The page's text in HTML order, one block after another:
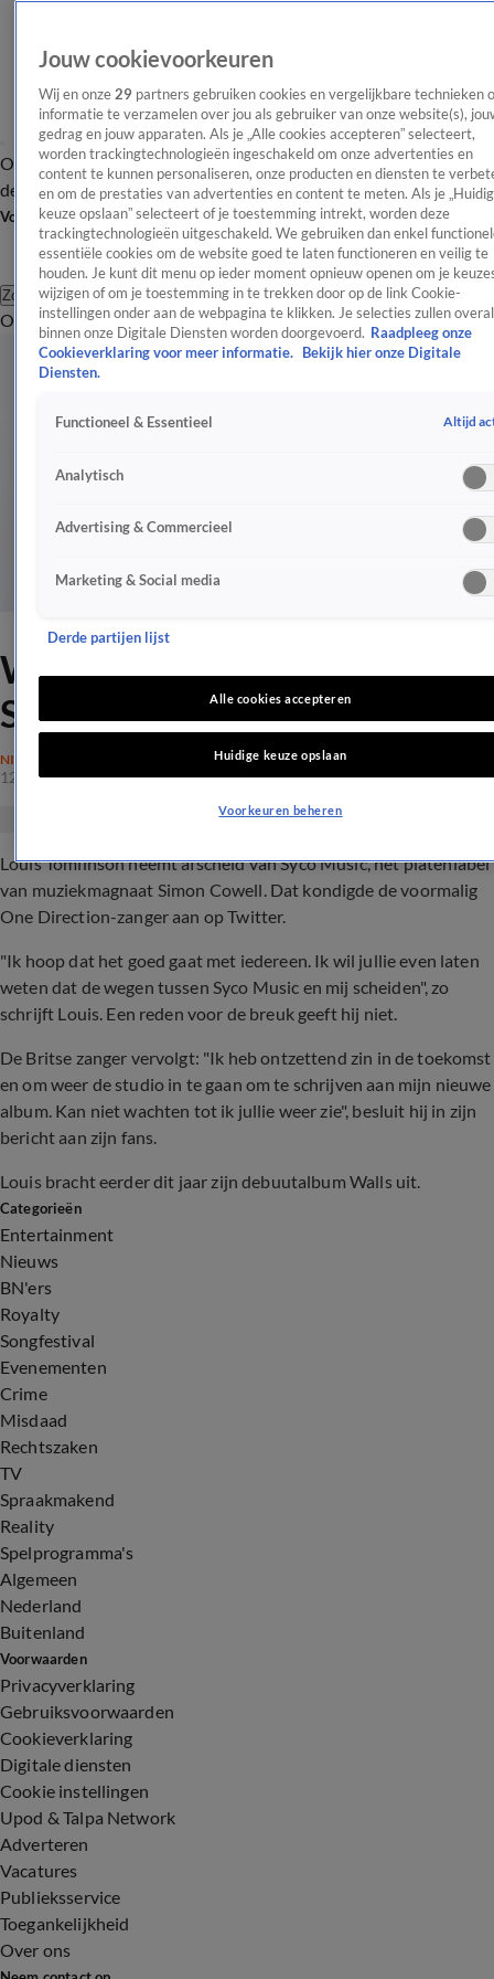
OverzichtAfleveringen Entertainment TV Algemeen
Tip
de redactieNieuwsbrief
Volg Shownieuws
Zoeken
OverzichtEntertainmentSpraakmakendRealityCrimeVideo's
Wegen Louis Tomlinson en
Simon Cowell scheiden
NIEUWS
12 juli 2020, 14:49
Louis Tomlinson neemt afscheid van Syco Music, het platenlabel
van muziekmagnaat Simon Cowell. Dat kondigde de voormalig
One Direction-zanger aan op Twitter.
"Ik hoop dat het goed gaat met iedereen. Ik wil jullie even laten
weten dat de wegen tussen Syco Music en mij scheiden", zo
schrijft Louis. Een reden voor de breuk geeft hij niet.
De Britse zanger vervolgt: "Ik heb ontzettend zin in de toekomst
en om weer de studio in te gaan om te schrijven aan mijn nieuwe
album. Kan niet wachten tot ik jullie weer zie", besluit hij in zijn
bericht aan zijn fans.
Louis bracht eerder dit jaar zijn debuutalbum Walls uit.
Categorieën
Entertainment
Nieuws
BN'ers
Royalty
Songfestival
Evenementen
Crime
Misdaad
Rechtszaken
TV
Spraakmakend
Reality
Spelprogramma's
Algemeen
Nederland
Buitenland
Voorwaarden
Privacyverklaring
Gebruiksvoorwaarden
Cookieverklaring
Digitale diensten
Cookie instellingen
Upod & Talpa Network
Adverteren
Vacatures
Publieksservice
Toegankelijkheid
Over ons
Jouw cookievoorkeuren
Wij en onze 29 partners gebruiken cookies en vergelijkbare technieken
informatie te verzamelen over jou als gebruiker van onze website(s),
gedrag en jouw apparaten. Als je „Alle cookies accepteren” selecteert,
worden trackingtechnologieën ingeschakeld om onze advertenties en
content te kunnen personaliseren, onze producten en diensten te
en om de prestaties van advertenties en content te meten. Als je
keuze opslaan” selecteert of je toestemming intrekt, worden deze
trackingtechnologieën uitgeschakeld. We gebruiken dan enkel
essentiële cookies om de website goed te laten functioneren en veilig te
houden. Je kunt dit menu op ieder moment opnieuw openen om je
wijzigen of om je toestemming in te trekken door op de link Cookie-
instellingen onder aan de webpagina te klikken. Je selecties zullen overal
binnen onze Digitale Diensten worden doorgevoerd. Raadpleeg onze
Cookieverklaring voor meer informatie.
Bekijk hier onze Digitale
Diensten.
Functioneel & Essentieel Altijd
Analytisch
Advertising & Commercieel
Marketing & Social media
Derde partijen lijst
Alle cookies accepteren
Huidige keuze opslaan
Voorkeuren beheren